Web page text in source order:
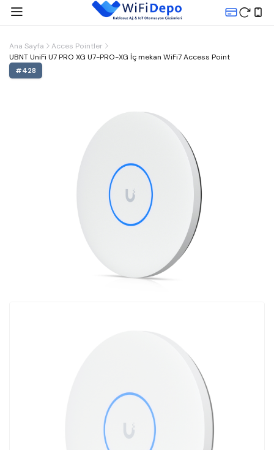
Ana Sayfa
Acces Pointler
UBNT UniFi U7 PRO XG U7-PRO-XG İç mekan WiFi7 Access Point
#428